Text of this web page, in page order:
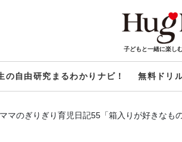
子どもと一緒に楽し
の自由研究まるわかりナビ！ 無料ドリ
マのぎりぎり育児日記55「箱入りが好きなもの